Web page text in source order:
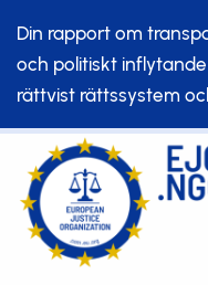
Din rapport om
och politiskt
rättvist rättssystem